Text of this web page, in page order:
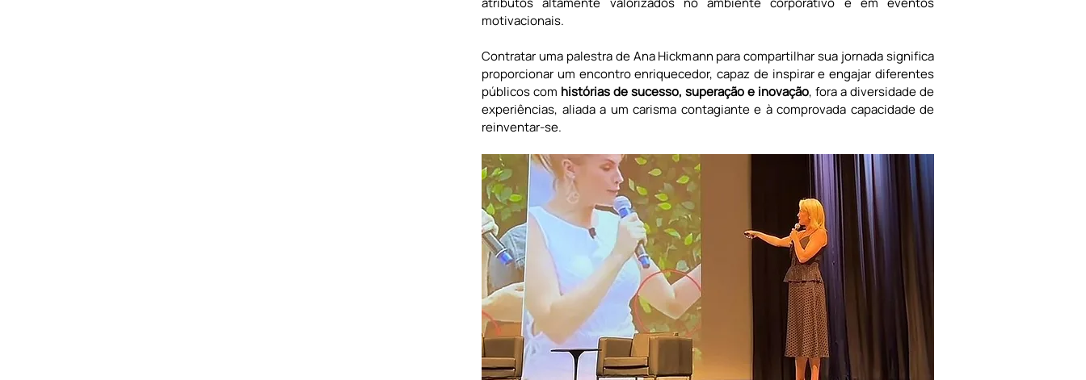
motivacionais.
Contratar uma palestra de Ana Hickmann para compartilhar sua jornada significa
proporcionar um encontro enriquecedor, capaz de inspirar e engajar diferentes
públicos com histórias de sucesso, superação e inovação, fora a diversidade de
experiências, aliada a um carisma contagiante e à comprovada capacidade de
reinventar-se.